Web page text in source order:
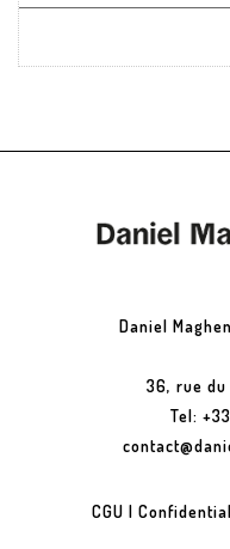
Daniel
36, rue du
Tel:
CGU |